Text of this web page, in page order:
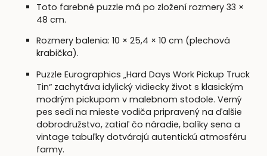
Toto farebné puzzle má po zložení rozmery 33 ×
48 cm.
Rozmery balenia: 10 × 25,4 × 10 cm (plechová
krabička).
Puzzle Eurographics „Hard Days Work Pickup Truck
Tin“ zachytáva idylický vidiecky život s klasickým
modrým pickupom v malebnom stodole. Verný
pes sedí na mieste vodiča pripravený na ďalšie
dobrodružstvo, zatiaľ čo náradie, balíky sena a
vintage tabuľky dotvárajú autentickú atmosféru
farmy.